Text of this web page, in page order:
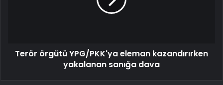
Terör örgütü YPG/PKK'ya eleman kazandırırken
yakalanan sanığa dava